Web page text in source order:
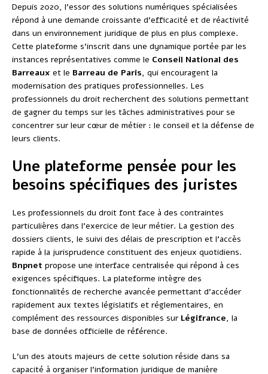
Depuis 2020, l’essor des solutions numériques spécialisées
répond à une demande croissante d’efficacité et de réactivité
dans un environnement juridique de plus en plus complexe.
Cette plateforme s’inscrit dans une dynamique portée par les
instances représentatives comme le Conseil National des
Barreaux et le Barreau de Paris, qui encouragent la
modernisation des pratiques professionnelles. Les
professionnels du droit recherchent des solutions permettant
de gagner du temps sur les tâches administratives pour se
concentrer sur leur cœur de métier : le conseil et la défense de
leurs clients.
Une plateforme pensée pour les
besoins spécifiques des juristes
Les professionnels du droit font face à des contraintes
particulières dans l’exercice de leur métier. La gestion des
dossiers clients, le suivi des délais de prescription et l’accès
rapide à la jurisprudence constituent des enjeux quotidiens.
Bnpnet propose une interface centralisée qui répond à ces
exigences spécifiques. La plateforme intègre des
fonctionnalités de recherche avancée permettant d’accéder
rapidement aux textes législatifs et réglementaires, en
complément des ressources disponibles sur Légifrance, la
base de données officielle de référence.
L’un des atouts majeurs de cette solution réside dans sa
capacité à organiser l’information juridique de manière